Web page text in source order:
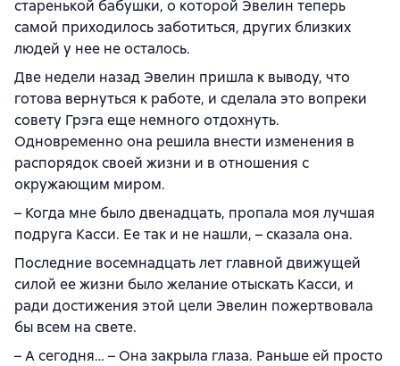
старенькой бабушки, о которой Эвелин теперь
самой приходилось заботиться, других близких
людей у нее не осталось.
Две недели назад Эвелин пришла к выводу, что
готова вернуться к работе, и сделала это вопреки
совету Грэга еще немного отдохнуть.
Одновременно она решила внести изменения в
распорядок своей жизни и в отношения с
окружающим миром.
– Когда мне было двенадцать, пропала моя лучшая
подруга Касси. Ее так и не нашли, – сказала она.
Последние восемнадцать лет главной движущей
силой ее жизни было желание отыскать Касси, и
ради достижения этой цели Эвелин пожертвовала
бы всем на свете.
– А сегодня… – Она закрыла глаза. Раньше ей просто